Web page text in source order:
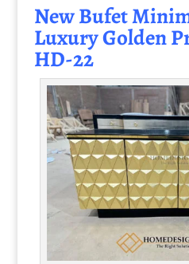
NewBufet
Luxury Golden
HD-22